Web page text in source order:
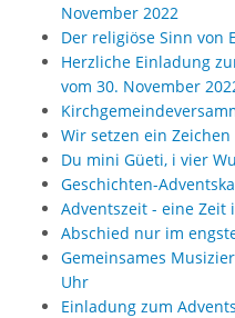
November 2022
Der religiöse Sinn von
Herzliche Einladung
vom 30. November
Wir setzen ein Zeichen
Du mini Güeti, i vier
Geschichten-
Adventszeit - eine
Abschied nur im
Gemeinsames
Uhr
Einladung zum